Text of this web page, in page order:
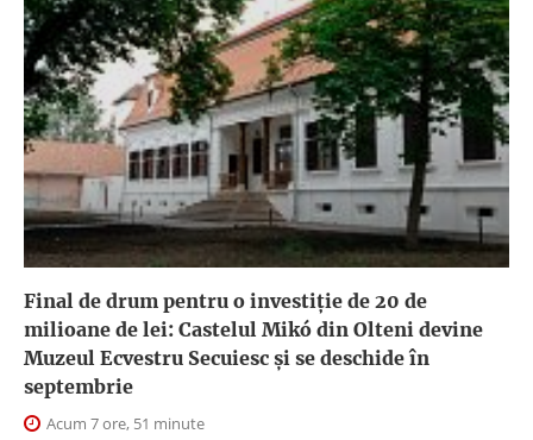
Final de drum pentru o investiție de 20 de
milioane de lei: Castelul Mikó din Olteni devine
Muzeul Ecvestru Secuiesc și se deschide în
septembrie
Acum 7 ore, 51 minute